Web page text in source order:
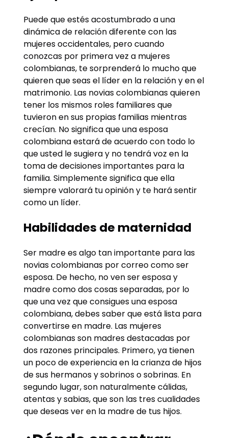
Puede que estés acostumbrado a una
dinámica de relación diferente con las
mujeres occidentales, pero cuando
conozcas por primera vez a mujeres
colombianas, te sorprenderá lo mucho que
quieren que seas el líder en la relación y en el
matrimonio. Las novias colombianas quieren
tener los mismos roles familiares que
tuvieron en sus propias familias mientras
crecían. No significa que una esposa
colombiana estará de acuerdo con todo lo
que usted le sugiera y no tendrá voz en la
toma de decisiones importantes para la
familia. Simplemente significa que ella
siempre valorará tu opinión y te hará sentir
como un líder.
Habilidades de maternidad
Ser madre es algo tan importante para las
novias colombianas por correo como ser
esposa. De hecho, no ven ser esposa y
madre como dos cosas separadas, por lo
que una vez que consigues una esposa
colombiana, debes saber que está lista para
convertirse en madre. Las mujeres
colombianas son madres destacadas por
dos razones principales. Primero, ya tienen
un poco de experiencia en la crianza de hijos
de sus hermanos y sobrinos o sobrinas. En
segundo lugar, son naturalmente cálidas,
atentas y sabias, que son las tres cualidades
que deseas ver en la madre de tus hijos.